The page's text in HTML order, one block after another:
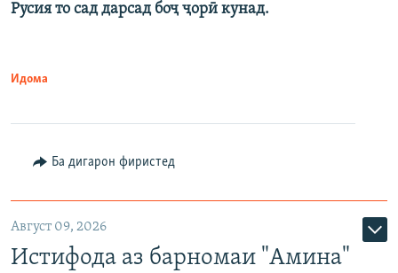
Русия то сад дарсад боҷ ҷорӣ кунад.
Идома
Ба дигарон фиристед
Август 09, 2026
Истифода аз барномаи "Амина"